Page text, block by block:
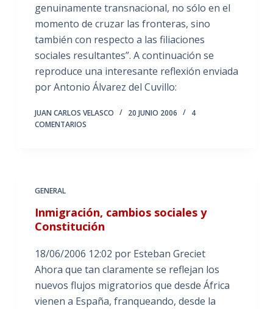
genuinamente transnacional, no sólo en el
momento de cruzar las fronteras, sino
también con respecto a las filiaciones
sociales resultantes”. A continuación se
reproduce una interesante reflexión enviada
por Antonio Álvarez del Cuvillo:
JUAN CARLOS VELASCO 20 JUNIO 2006
4
COMENTARIOS
GENERAL
Inmigración, cambios sociales y
Constitución
18/06/2006 12:02 por Esteban Greciet
Ahora que tan claramente se reflejan los
nuevos flujos migratorios que desde África
vienen a España, franqueando, desde la